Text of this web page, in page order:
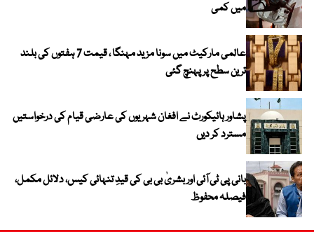
میں کمی
عالمی مارکیٹ میں سونا مزید مہنگا ، قیمت 7 ہفتوں کی بلند
ترین سطح پر پہنچ گئی
پشاور ہائیکورٹ نے افغان شہریوں کی عارضی قیام کی درخواستیں
مسترد کر دیں
بانی پی ٹی آئی اور بشریٰ بی بی کی قیدِ تنہائی کیس، دلائل مکمل،
فیصلہ محفوظ